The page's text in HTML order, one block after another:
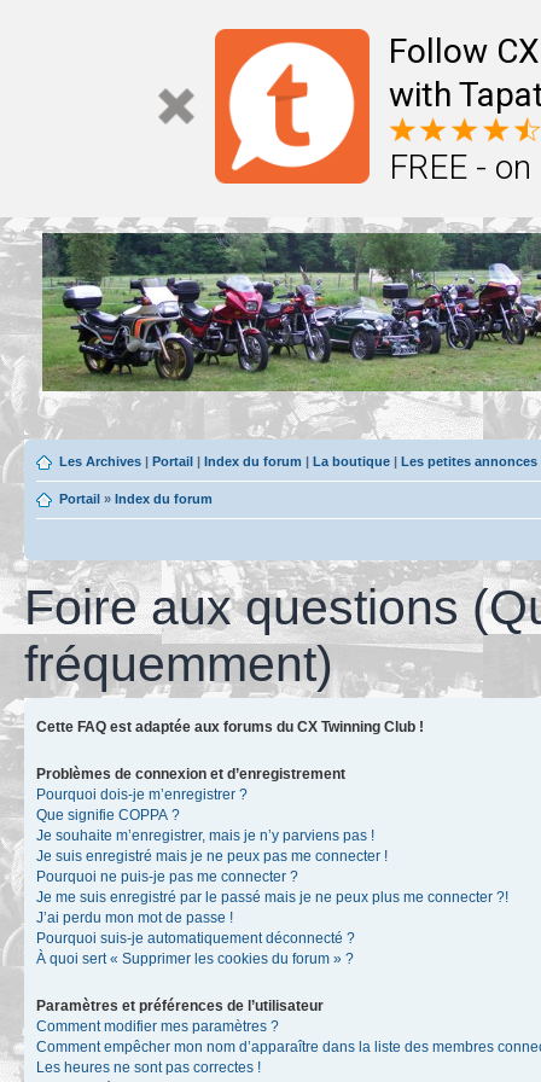
Follow
with
FREE -
Les Archives | Portail | Index du forum | La boutique | Les petites
Portail » Index du forum
Foire aux questions
fréquemment)
Cette FAQ est adaptée aux forums du CX Twinning Club !
Problèmes de connexion et d’enregistrement
Pourquoi dois-je m’enregistrer ?
Que signifie COPPA ?
Je souhaite m’enregistrer, mais je n’y parviens pas !
Je suis enregistré mais je ne peux pas me connecter !
Pourquoi ne puis-je pas me connecter ?
Je me suis enregistré par le passé mais je ne peux plus me connecter ?!
J’ai perdu mon mot de passe !
Pourquoi suis-je automatiquement déconnecté ?
À quoi sert « Supprimer les cookies du forum » ?
Paramètres et préférences de l’utilisateur
Comment modifier mes paramètres ?
Comment empêcher mon nom d’apparaître dans la liste des membres
Les heures ne sont pas correctes !